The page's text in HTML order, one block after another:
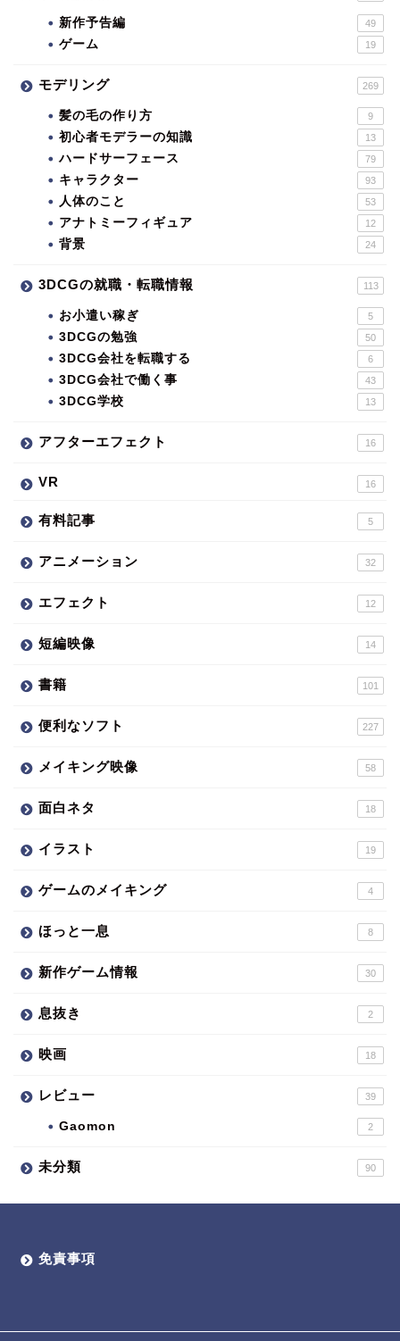
新作予告編 49
ゲーム 19
モデリング 269
髪の毛の作り方 9
初心者モデラーの知識 13
ハードサーフェース 79
キャラクター 93
人体のこと 53
アナトミーフィギュア 12
背景 24
3DCGの就職・転職情報 113
お小遣い稼ぎ 5
3DCGの勉強 50
3DCG会社を転職する 6
3DCG会社で働く事 43
3DCG学校 13
アフターエフェクト 16
VR 16
有料記事 5
アニメーション 32
エフェクト 12
短編映像 14
書籍 101
便利なソフト 227
メイキング映像 58
面白ネタ 18
イラスト 19
ゲームのメイキング 4
ほっと一息 8
新作ゲーム情報 30
息抜き 2
映画 18
レビュー 39
Gaomon 2
未分類 90
免責事項